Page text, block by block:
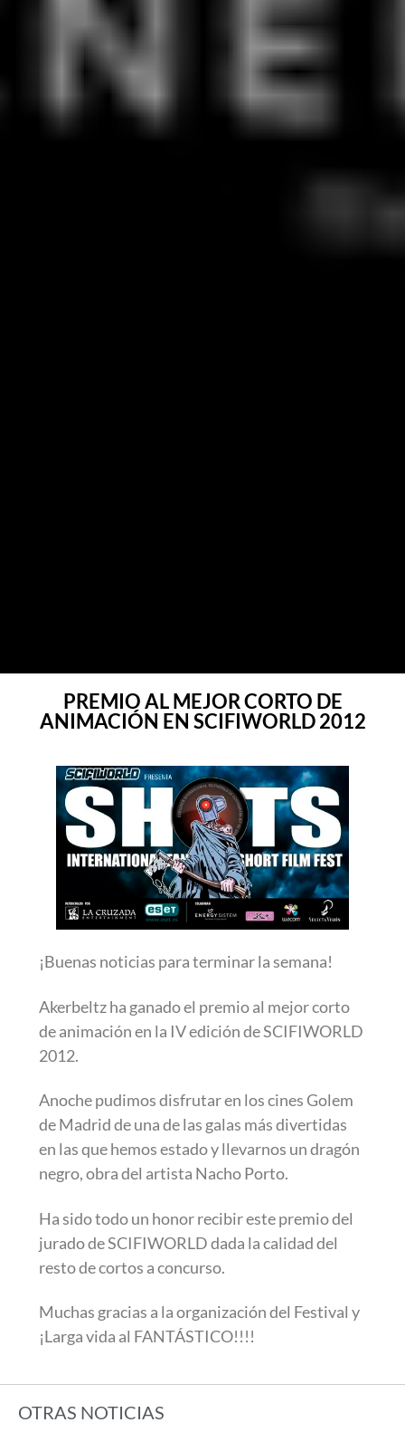
PREMIO AL MEJOR CORTO DE
ANIMACIÓN EN SCIFIWORLD 2012
¡Buenas noticias para terminar la semana!
Akerbeltz ha ganado el premio al mejor corto
de animación en la IV edición de SCIFIWORLD
2012.
Anoche pudimos disfrutar en los cines Golem
de Madrid de una de las galas más divertidas
en las que hemos estado y llevarnos un dragón
negro, obra del artista Nacho Porto.
Ha sido todo un honor recibir este premio del
jurado de SCIFIWORLD dada la calidad del
resto de cortos a concurso.
Muchas gracias a la organización del Festival y
¡Larga vida al FANTÁSTICO!!!!
OTRAS NOTICIAS